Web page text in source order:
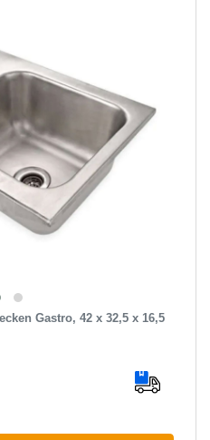
Gastro, 42 x 32,5 x 16,5